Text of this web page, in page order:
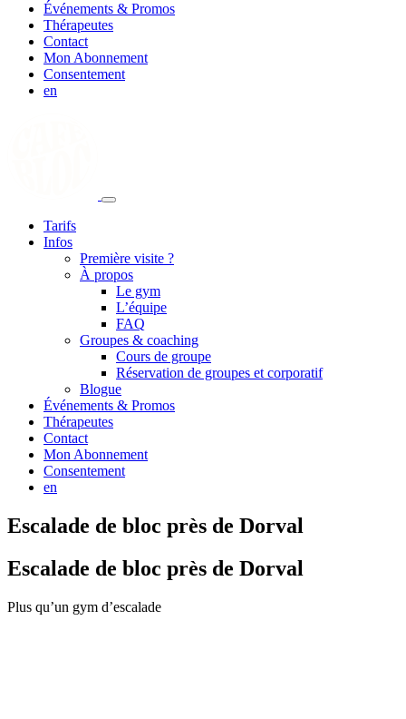
Événements & Promos
Thérapeutes
Contact
Mon Abonnement
Consentement
en
Tarifs
Infos
Première visite ?
À propos
Le gym
L’équipe
FAQ
Groupes & coaching
Cours de groupe
Réservation de groupes et corporatif
Blogue
Événements & Promos
Thérapeutes
Contact
Mon Abonnement
Consentement
en
Escalade de bloc près de Dorval
Escalade de bloc près de Dorval
Plus qu’un gym d’escalade